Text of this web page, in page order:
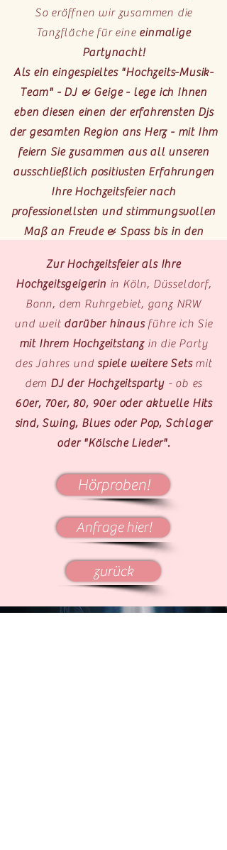
So eröffnen wir zusammen die
Tanzfläche für eine einmalige
Partynacht!
Als ein eingespieltes "Hochzeits-Musik-
Team" - DJ & Geige - lege ich Ihnen
eben diesen einen der erfahrensten Djs
der gesamten Region ans Herz - mit Ihm
feiern Sie zusammen aus all unseren
ausschließlich positivsten Erfahrungen
Ihre Hochzeitsfeier nach
professionellsten und stimmungsvollen
Maß an Freude & Spass bis in den
zum DJ Ihres Vertrauens
Zur Hochzeitsfeier als Ihre
Hochzeitsgeigerin in Köln, Düsseldorf,
Bonn, dem Ruhrgebiet, ganz NRW
und weit darüber hinausführe ich Sie
mit Ihrem Hochzeitstanz in die Party
des Jahres undspiele weitere Setsmit
dem DJ der Hochzeitsparty - ob es
60er, 70er, 80, 90er oder aktuelle Hits
sind, Swing, Blues oder Pop, Schlager
oder "Kölsche Lieder".
Hörproben!
Anfrage hier!
zurück